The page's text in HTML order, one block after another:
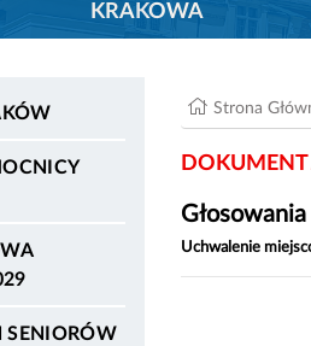
KRAKOWA
SENIORÓW
Strona
Uchwalenie